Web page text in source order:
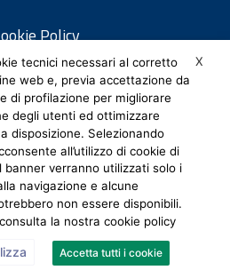
Policy
privacy
legali
Media Policy
X
tecnici necessari al corretto
web e, previa accettazione da
di profilazione per migliorare
degli utenti ed ottimizzare
disposizione. Selezionando
all’utilizzo di cookie di
banner verranno utilizzati solo i
navigazione e alcune
non essere disponibili.
la nostra cookie policy
Accetta tutti i cookie